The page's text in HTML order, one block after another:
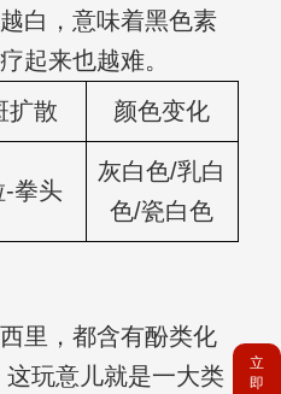
白，意味着黑色素
起来也越难。
扩散 颜色变化
-拳头
灰白色/乳白
色/瓷白色
里，都含有酚类化
玩意儿就是一大类
立
即